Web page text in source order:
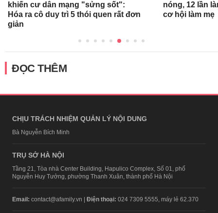
khiến cư dân mạng "sửng sốt":
Hóa ra cô duy trì 5 thói quen rất đơn
giản
nóng, 12 lần
cơ hội làm mẹ
ĐỌC THÊM
CHỊU TRÁCH NHIỆM QUẢN LÝ NỘI DUNG
Bà Nguyễn Bích Minh
TRỤ SỞ HÀ NỘI
Tầng 21, Tòa nhà Center Building, Hapulico Complex, Số 01, phố
Nguyễn Huy Tưởng, phường Thanh Xuân, thành phố Hà Nội
Email: contact@afamily.vn | Điện thoại: 024 7309 5555, máy lẻ 62.370